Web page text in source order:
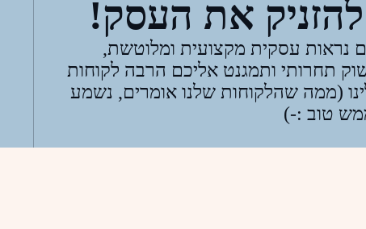
להזניק את העסק!
נראות עסקית מקצועית ומלוטשת,
תחרותי ותמגנט אליכם הרבה לקוחות
(ממה שהלקוחות שלנו אומרים, נשמע
טוב :-)